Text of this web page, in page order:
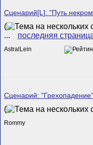
Сценарий[L]: "Путь
(
...
последняя
AstralLein
Сценарий:
(
Rommy